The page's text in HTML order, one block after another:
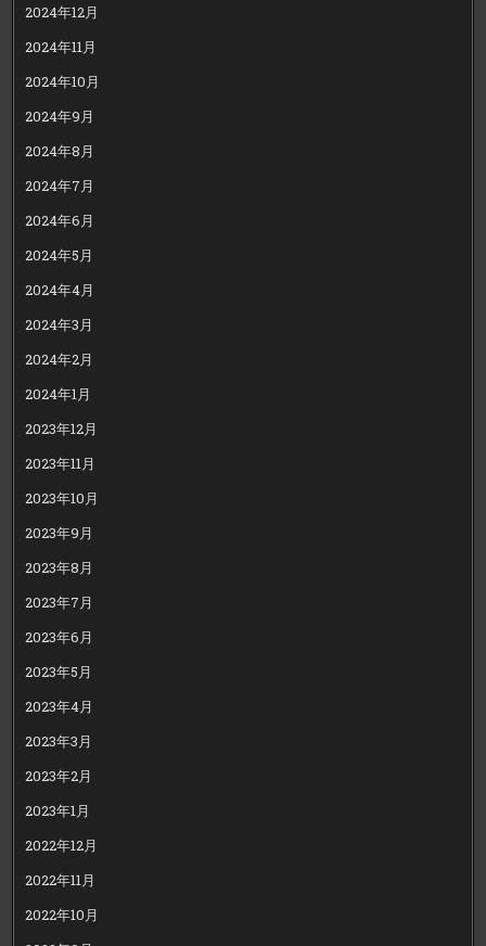
2024年12月
2024年11月
2024年10月
2024年9月
2024年8月
2024年7月
2024年6月
2024年5月
2024年4月
2024年3月
2024年2月
2024年1月
2023年12月
2023年11月
2023年10月
2023年9月
2023年8月
2023年7月
2023年6月
2023年5月
2023年4月
2023年3月
2023年2月
2023年1月
2022年12月
2022年11月
2022年10月